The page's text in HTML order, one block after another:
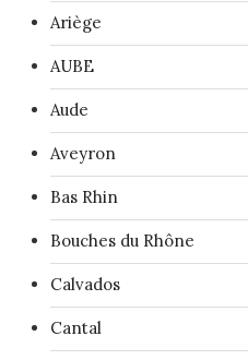
Ariège
AUBE
Aude
Aveyron
Bas Rhin
Bouches du Rhône
Calvados
Cantal